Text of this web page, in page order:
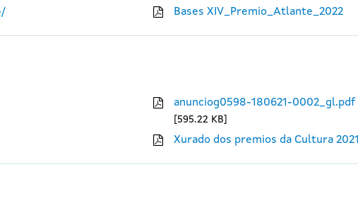
Bases XIV_Premio_Atlante_2022
anunciog0598-180621-0002_gl.pdf
595.22 KB
Xurado dos premios da Cultura 2021